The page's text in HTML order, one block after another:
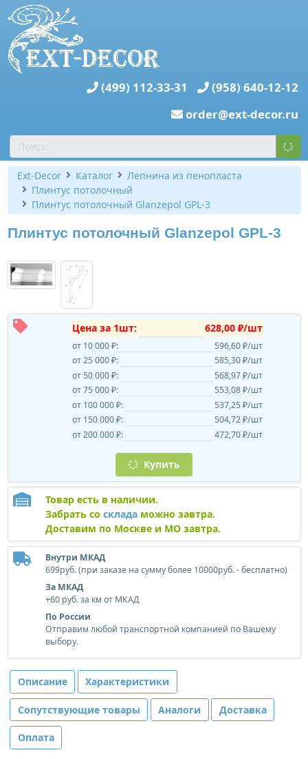
(499) 112-33-31
(958) 640-12-12
order@ext-decor.ru
Ext-Decor Каталог
Лепнина из пенопласта
Плинтус потолочный
Плинтус потолочный Glanzepol GPL-3
Плинтус потолочный Glanzepol GPL-3
Цена за 1шт: 628,00 ₽/шт
от 10 000 ₽:
596,60 ₽/шт
от 25 000 ₽:
585,30 ₽/шт
от 50 000 ₽:
568,97 ₽/шт
от 75 000 ₽:
553,08 ₽/шт
от 100 000 ₽:
537,25 ₽/шт
от 150 000 ₽:
504,72 ₽/шт
от 200 000 ₽:
472,70 ₽/шт
Купить
Товар есть в наличии.
Забрать со складаможно завтра.
Доставим по Москве и МО завтра.
Внутри МКАД
699руб. (при заказе на сумму более 10000руб. - бесплатно)
За МКАД
+60 руб. за км от МКАД
По России
Отправим любой транспортной компанией по Вашему
выбору.
Описание Характеристики
Сопутствующие товары Аналоги Доставка
Оплата